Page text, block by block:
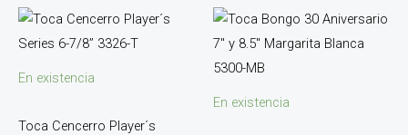
En existencia
Toca Cencerro Player´s
En existencia